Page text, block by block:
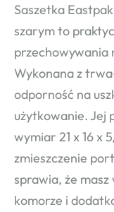
Saszetka
szarym to
przechowywania
Wykonana z
odporność na
użytkowanie. Jej
wymiar 21 x 16 x
zmieszczenie
sprawia, że
komorze i